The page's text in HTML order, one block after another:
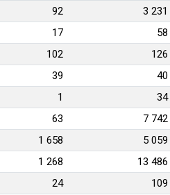
92 3 231
17 58
102 126
39 40
1 34
63 7 742
1 658 5 059
1 268 13 486
24 109